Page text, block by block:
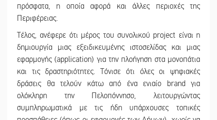
πρόσφατα, η οποία αφορά και άλλες περιοχές της
Περιφέρειας.
Τέλος, ανέφερε ότι μέρος του συνολικού project είναι η
δημιουργία μιας εξειδικευμένης ιστοσελίδας και μιας
εφαρμογής (application) για την πλοήγηση στα μονοπάτια
και τις δραστηριότητες. Τόνισε ότι όλες οι ψηφιακές
δράσεις θα τελούν κάτω από ένα ενιαίο brand για
ολόκληρη την Πελοπόννησο, λειτουργώντας
συμπληρωματικά με τις ήδη υπάρχουσες τοπικές